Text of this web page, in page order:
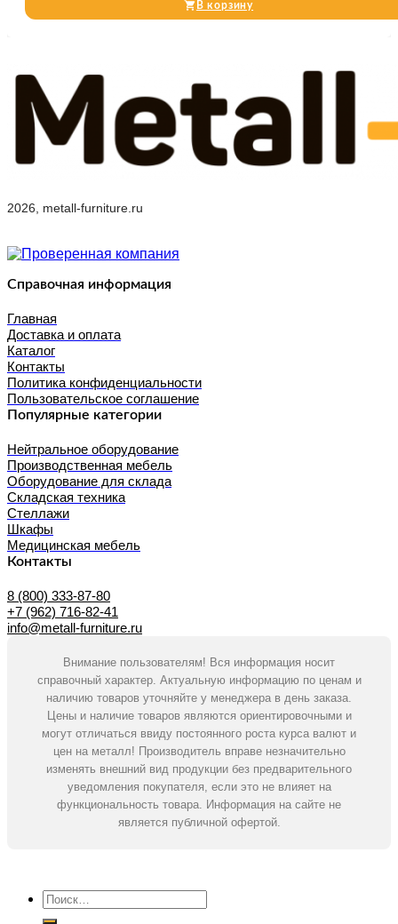
В корзину
2026, metall-furniture.ru
Справочная информация
Главная
Доставка и оплата
Каталог
Контакты
Политика конфиденциальности
Пользовательское соглашение
Популярные категории
Нейтральное оборудование
Производственная мебель
Оборудование для склада
Складская техника
Стеллажи
Шкафы
Медицинская мебель
Контакты
8 (800) 333-87-80
+7 (962) 716-82-41
info@metall-furniture.ru
Внимание пользователям! Вся информация носит
справочный характер. Актуальную информацию по ценам и
наличию товаров уточняйте у менеджера в день заказа.
Цены и наличие товаров являются ориентировочными и
могут отличаться ввиду постоянного роста курса валют и
цен на металл! Производитель вправе незначительно
изменять внешний вид продукции без предварительного
уведомления покупателя, если это не влияет на
функциональность товара. Информация на сайте не
является публичной офертой.
Искать: